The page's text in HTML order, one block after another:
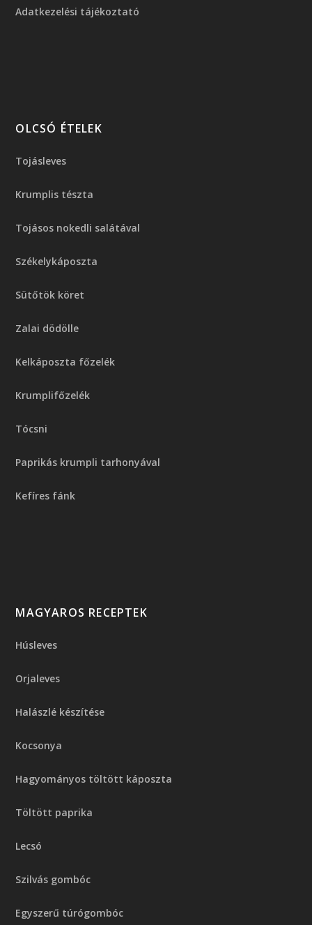
Adatkezelési tájékoztató
OLCSÓ ÉTELEK
Tojásleves
Krumplis tészta
Tojásos nokedli salátával
Székelykáposzta
Sütőtök köret
Zalai dödölle
Kelkáposzta főzelék
Krumplifőzelék
Tócsni
Paprikás krumpli tarhonyával
Kefíres fánk
MAGYAROS RECEPTEK
Húsleves
Orjaleves
Halászlé készítése
Kocsonya
Hagyományos töltött káposzta
Töltött paprika
Lecsó
Szilvás gombóc
Egyszerű túrógombóc